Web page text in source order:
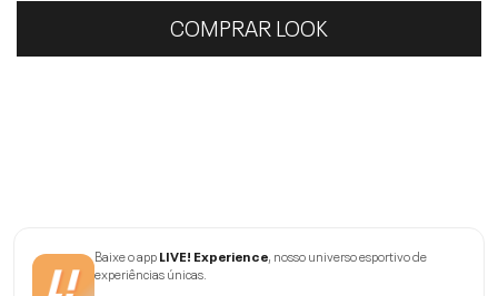
COMPRAR LOOK
Baixe o appLIVE! Experience , nosso universo esportivo de
experiências únicas.